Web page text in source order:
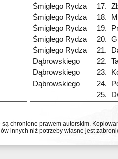
Śmigłego Rydza
17.
Śmigłego Rydza
18.
Śmigłego Rydza
19.
Śmigłego Rydza
20.
Śmigłego Rydza
21.
Dąbrowskiego
22.
Dąbrowskiego
23.
Dąbrowskiego
24.
25.
chronione prawem autorskim.
innych niż potrzeby własne jest